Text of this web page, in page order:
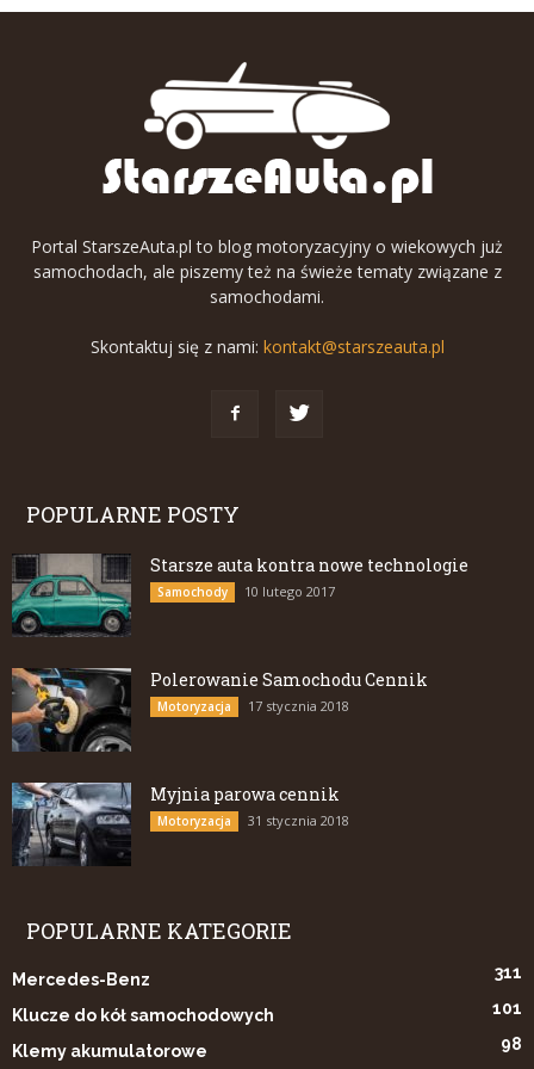
Portal StarszeAuta.pl to blog motoryzacyjny o wiekowych już
samochodach, ale piszemy też na świeże tematy związane z
samochodami.
Skontaktuj się z nami: kontakt@starszeauta.pl
POPULARNE POSTY
Starsze auta kontra nowe technologie
Samochody 10 lutego 2017
Polerowanie Samochodu Cennik
Motoryzacja 17 stycznia 2018
Myjnia parowa cennik
Motoryzacja 31 stycznia 2018
POPULARNE KATEGORIE
Mercedes-Benz 311
Klucze do kół samochodowych 101
Klemy akumulatorowe 98